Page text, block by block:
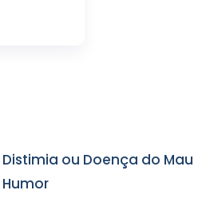
Distimia ou Doença do Mau
Humor